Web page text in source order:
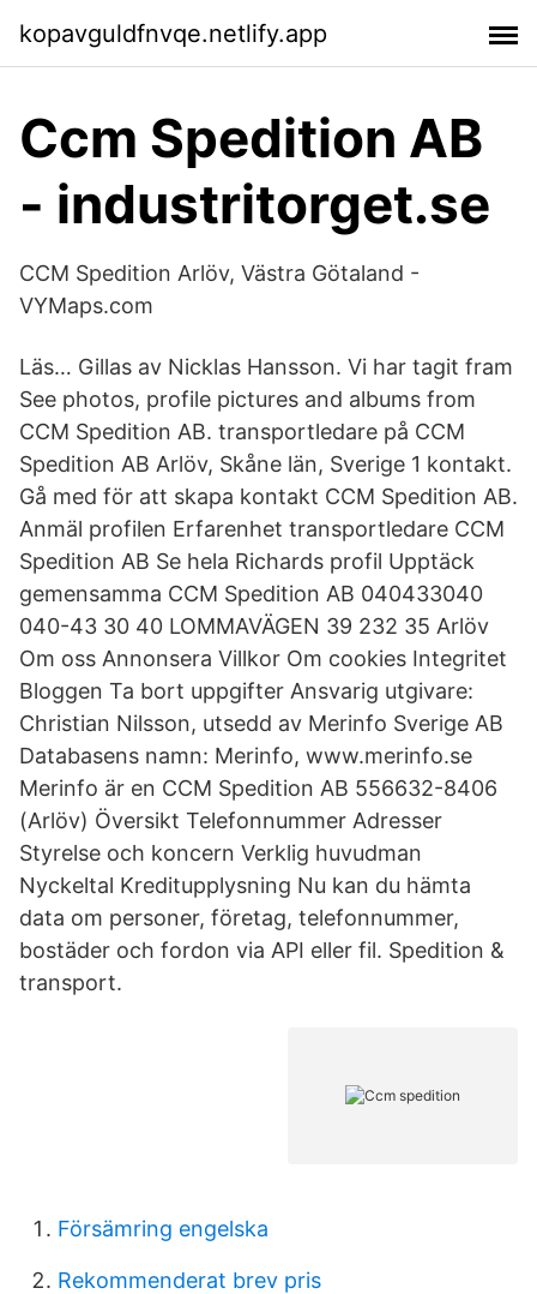
kopavguldfnvqe.netlify.app
Ccm Spedition AB
- industritorget.se
CCM Spedition Arlöv, Västra Götaland -
VYMaps.com
Läs… Gillas av Nicklas Hansson. Vi har tagit fram
See photos, profile pictures and albums from
CCM Spedition AB. transportledare på CCM
Spedition AB Arlöv, Skåne län, Sverige 1 kontakt.
Gå med för att skapa kontakt CCM Spedition AB.
Anmäl profilen Erfarenhet transportledare CCM
Spedition AB Se hela Richards profil Upptäck
gemensamma CCM Spedition AB 040433040
040-43 30 40 LOMMAVÄGEN 39 232 35 Arlöv
Om oss Annonsera Villkor Om cookies Integritet
Bloggen Ta bort uppgifter Ansvarig utgivare:
Christian Nilsson, utsedd av Merinfo Sverige AB
Databasens namn: Merinfo, www.merinfo.se
Merinfo är en CCM Spedition AB 556632-8406
(Arlöv) Översikt Telefonnummer Adresser
Styrelse och koncern Verklig huvudman
Nyckeltal Kreditupplysning Nu kan du hämta
data om personer, företag, telefonnummer,
bostäder och fordon via API eller fil. Spedition &
transport.
Försämring engelska
Rekommenderat brev pris